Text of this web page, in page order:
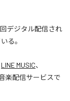
回デジタル配信され
る。
LINE MUSIC、
楽配信サービスで